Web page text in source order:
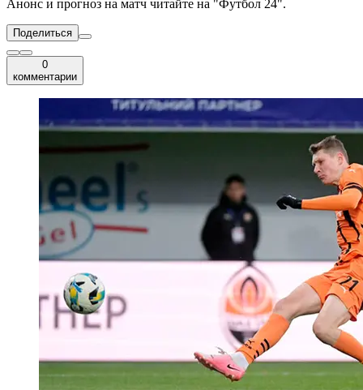
Анонс и прогноз на матч читайте на "Футбол 24".
Поделиться
0
комментарии